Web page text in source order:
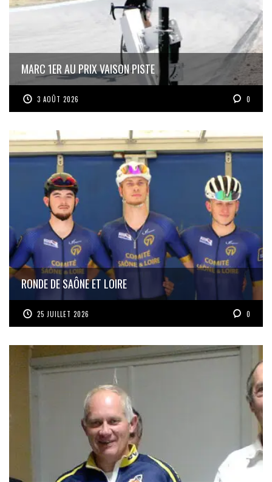
MARC 1ER AU PRIX VAISON PISTE
3 AOÛT 2026 0
RONDE DE SAÔNE ET LOIRE
25 JUILLET 2026 0